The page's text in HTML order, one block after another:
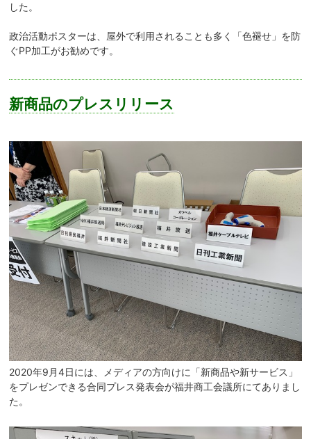
した。
政治活動ポスターは、屋外で利用されることも多く「色褪せ」を防
ぐPP加工がお勧めです。
新商品のプレスリリース
2020年9月4日には、メディアの方向けに「新商品や新サービス」
をプレゼンできる合同プレス発表会が福井商工会議所にてありまし
た。